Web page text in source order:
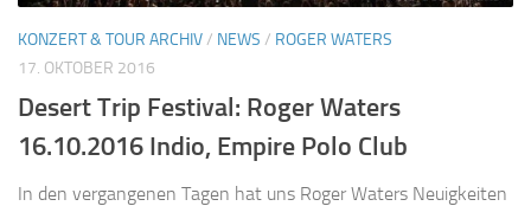
KONZERT & TOUR ARCHIV/ NEWS / ROGER WATERS
17. OKTOBER 2016
Desert Trip Festival: Roger Waters
16.10.2016 Indio, Empire Polo Club
In den vergangenen Tagen hat uns Roger Waters Neuigkeiten